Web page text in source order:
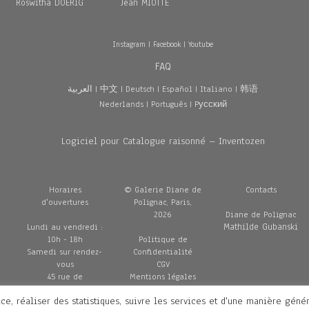
Roswitha DOERIG Jean MIOTTE
Instagram | Facebook|Youtube
FAQ
العربية |中文 | Deutsch | Español | Italiano |韩语
Nederlands| Português| Pусский
Logiciel pour Catalogue raisonné – Inventozen
Horaires
d'ouvertures
Lundi au vendredi :
10h - 18h
Samedi sur rendez-
vous
45 rue de
Penthièvre
75008 Paris
© Galerie Diane de
Polignac, Paris,
2026
Politique de
Confidentialité
CGV
Mentions légales
Livraisons
Contacts
Diane de Polignac
Mathilde Gubanski
réaliser des statistiques, suivre les services et d'une manière